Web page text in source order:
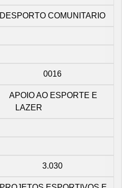
DESPORTO COMUNITARIO
0016
APOIO AO ESPORTE E
LAZER
3.030